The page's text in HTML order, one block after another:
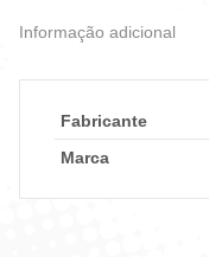
Informação adicional
Fabricante
Marca